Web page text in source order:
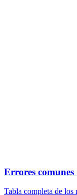
Errores
Tabla completa de los